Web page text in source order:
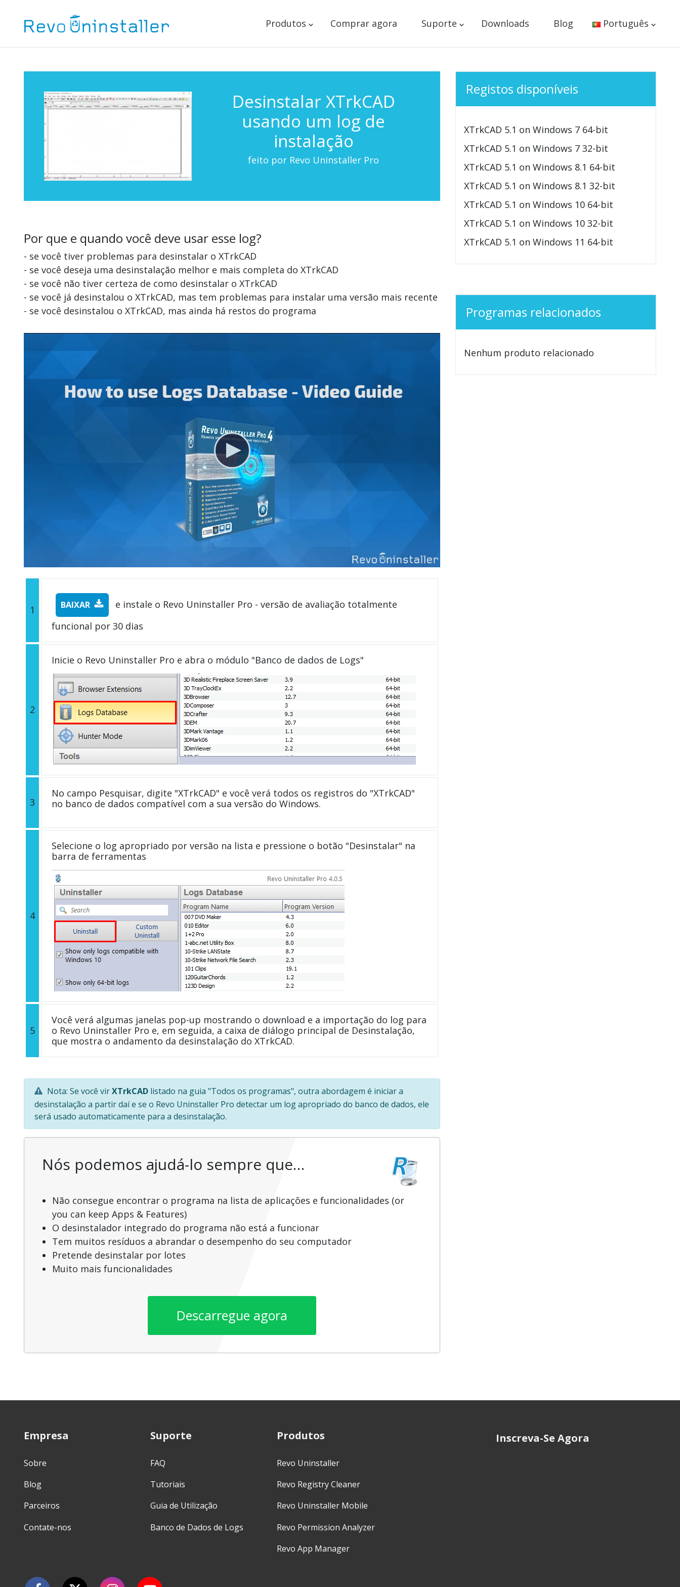
Produtos Comprar agora Suporte Downloads Blog Português
Desinstalar XTrkCAD
usando um log de
instalação
feito por Revo Uninstaller Pro
Por que e quando você deve usar esse log?
- se você tiver problemas para desinstalar o XTrkCAD
- se você deseja uma desinstalação melhor e mais completa do XTrkCAD
- se você não tiver certeza de como desinstalar o XTrkCAD
- se você já desinstalou o XTrkCAD, mas tem problemas para instalar uma versão mais recente
- se você desinstalou o XTrkCAD, mas ainda há restos do programa
1 BAIXAR
e instale o Revo Uninstaller Pro - versão de avaliação totalmente
funcional por 30 dias
2
Inicie o Revo Uninstaller Pro e abra o módulo "Banco de dados de Logs"
3
No campo Pesquisar, digite "XTrkCAD" e você verá todos os registros do "XTrkCAD"
no banco de dados compatível com a sua versão do Windows.
4
Selecione o log apropriado por versão na lista e pressione o botão "Desinstalar" na
barra de ferramentas
5
Você verá algumas janelas pop-up mostrando o download e a importação do log para
o Revo Uninstaller Pro e, em seguida, a caixa de diálogo principal de Desinstalação,
que mostra o andamento da desinstalação do XTrkCAD.
Nota: Se você virXTrkCAD listado na guia "Todos os programas", outra abordagem é iniciar a
desinstalação a partir daí e se o Revo Uninstaller Pro detectar um log apropriado do banco de dados, ele
será usado automaticamente para a desinstalação.
Nós podemos ajudá-lo sempre que…
Não consegue encontrar o programa na lista de aplicações e funcionalidades (or
you can keep Apps & Features)
O desinstalador integrado do programa não está a funcionar
Tem muitos resíduos a abrandar o desempenho do seu computador
Pretende desinstalar por lotes
Muito mais funcionalidades
Descarregue agora
Registos disponíveis
XTrkCAD 5.1 on Windows 7 64-bit
XTrkCAD 5.1 on Windows 7 32-bit
XTrkCAD 5.1 on Windows 8.1 64-bit
XTrkCAD 5.1 on Windows 8.1 32-bit
XTrkCAD 5.1 on Windows 10 64-bit
XTrkCAD 5.1 on Windows 10 32-bit
XTrkCAD 5.1 on Windows 11 64-bit
Programas relacionados
Nenhum produto relacionado
Empresa
Sobre
Blog
Parceiros
Contate-nos
Suporte
FAQ
Tutoriais
Guia de Utilização
Banco de Dados de Logs
Produtos
Revo Uninstaller
Revo Registry Cleaner
Revo Uninstaller Mobile
Revo Permission Analyzer
Revo App Manager
Inscreva-Se Agora